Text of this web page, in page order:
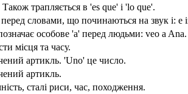
Також трапляється в 'es que' і 'lo que'.
словами, що починаються на звук i: e
особове 'a' перед людьми: veo a Ana.
місця та часу.
артикль. 'Uno' це число.
артикль.
сталі риси, час, походження.